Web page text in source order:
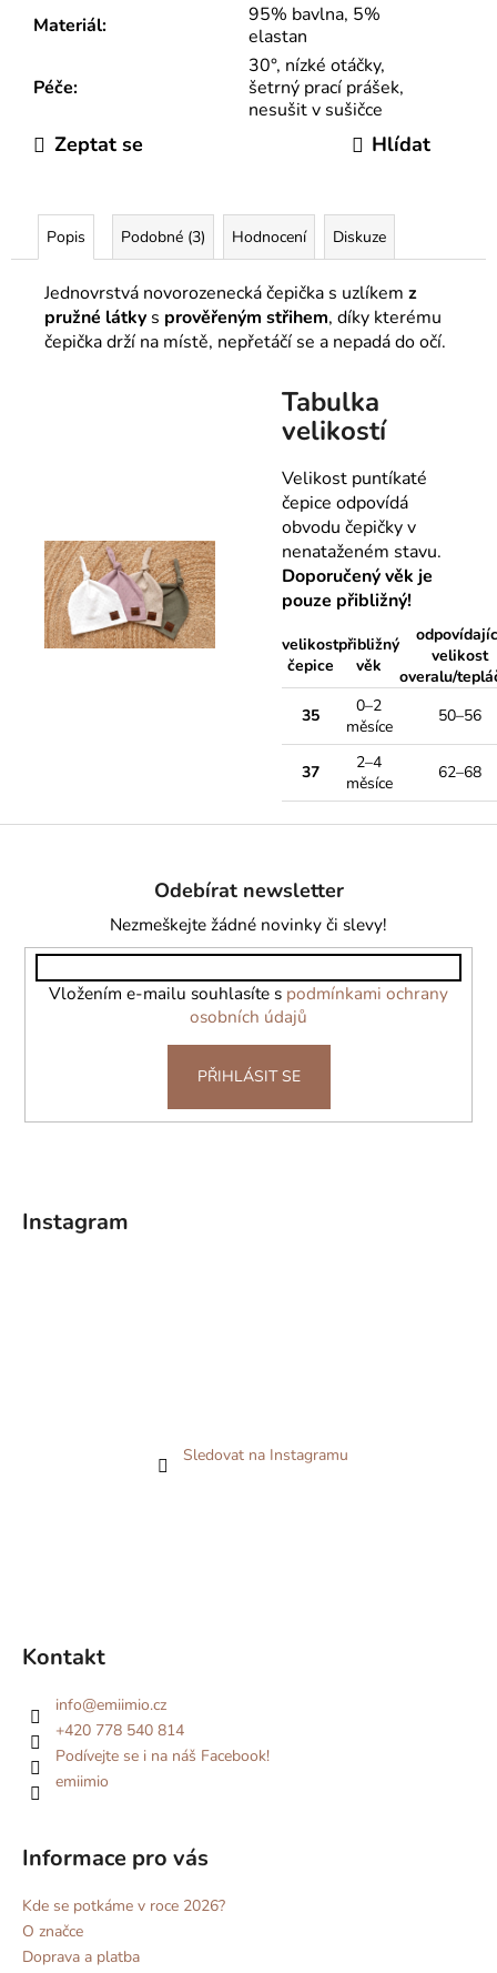
Materiál:
95% bavlna, 5%
elastan
Péče:
30°, nízké otáčky,
šetrný prací prášek,
nesušit v sušičce
Zeptat se Hlídat
Popis Podobné (3) Hodnocení Diskuze
Jednovrstvá novorozenecká čepička s uzlíkem z
pružné látky s prověřeným střihem, díky kterému
čepička drží na místě, nepřetáčí se a nepadá do očí.
Tabulka
velikostí
Velikost puntíkaté
čepice odpovídá
obvodu čepičky v
nenataženém stavu.
Doporučený věk je
pouze přibližný!
velikost
čepice
přibližný
věk
velikost
overalu/
35
0–2
měsíce
50–56
37
2–4
měsíce
62–68
Odebírat newsletter
Nezmeškejte žádné novinky či slevy!
Vložením e-mailu souhlasíte s podmínkami ochrany
osobních údajů
PŘIHLÁSIT SE
Instagram
Sledovat na Instagramu
Informace pro vás
Kde se potkáme v roce 2026?
O značce
Doprava a platba
Kontakt
info@emiimio.cz
+420 778 540 814
Podívejte se i na náš Facebook!
emiimio